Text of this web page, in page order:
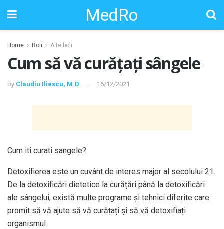
MedRo
Home Boli Alte boli
Cum să vă curățați sângele
by Claudiu Iliescu, M.D. 16/12/2021
Cum iti curati sangele?
Detoxifierea este un cuvânt de interes major al secolului 21.
De la detoxificări dietetice la curățări până la detoxificări
ale sângelui, există multe programe și tehnici diferite care
promit să vă ajute să vă curățați și să vă detoxifiați
organismul.